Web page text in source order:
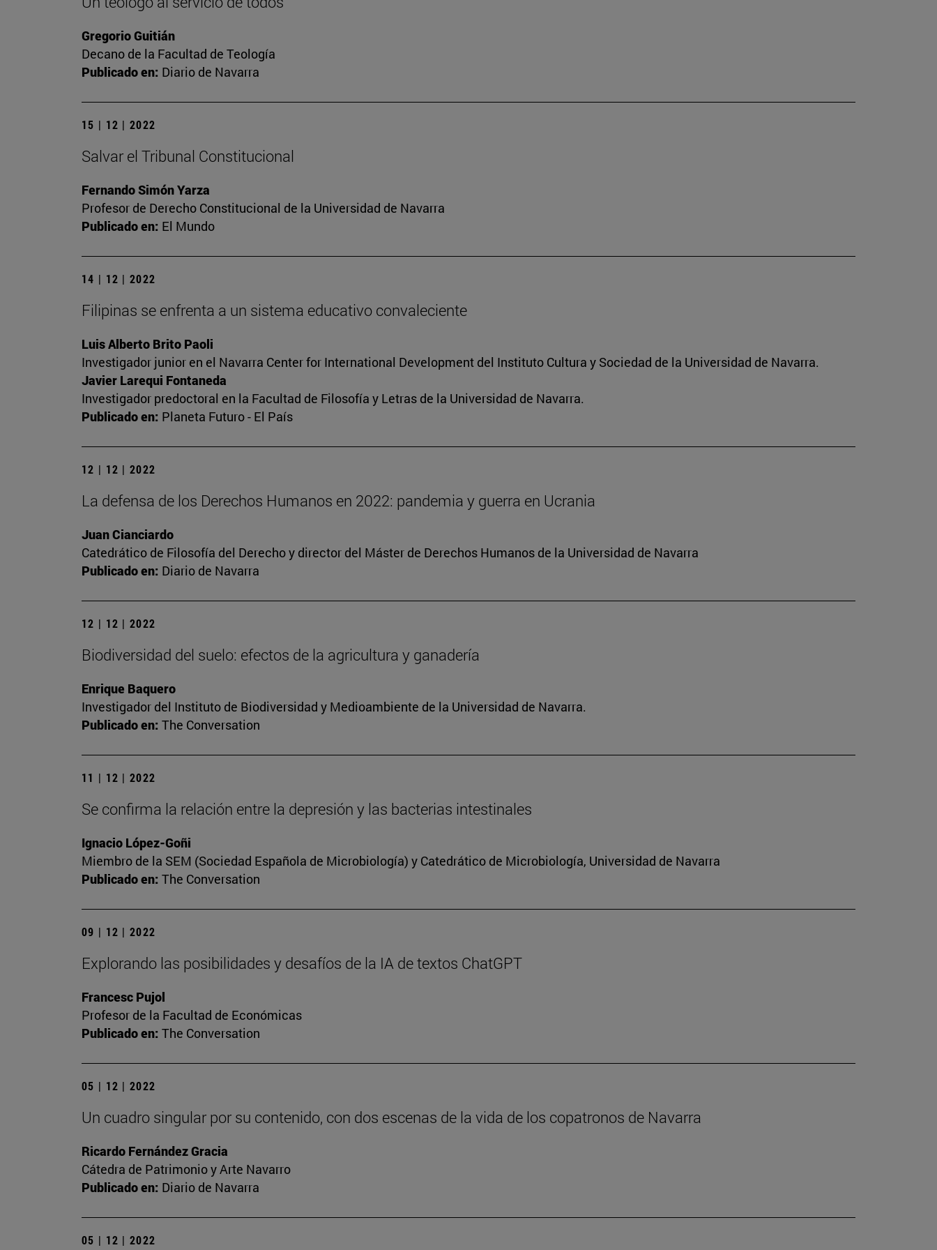
Gregorio Guitián
Decano de la Facultad de Teología
Publicado en: Diario de Navarra
15 | 12 | 2022
Salvar el Tribunal Constitucional
Fernando Simón Yarza
Profesor de Derecho Constitucional de la Universidad de Navarra
Publicado en: El Mundo
14 | 12 | 2022
Filipinas se enfrenta a un sistema educativo convaleciente
Luis Alberto Brito Paoli
Investigador junior en el Navarra Center for International Development del Instituto Cultura y Sociedad de la Universidad de Navarra.
Javier Larequi Fontaneda
Investigador predoctoral en la Facultad de Filosofía y Letras de la Universidad de Navarra.
Publicado en: Planeta Futuro - El País
12 | 12 | 2022
La defensa de los Derechos Humanos en 2022: pandemia y guerra en Ucrania
Juan Cianciardo
Catedrático de Filosofía del Derecho y director del Máster de Derechos Humanos de la Universidad de Navarra
Publicado en: Diario de Navarra
12 | 12 | 2022
Biodiversidad del suelo: efectos de la agricultura y ganadería
Enrique Baquero
Investigador del Instituto de Biodiversidad y Medioambiente de la Universidad de Navarra.
Publicado en: The Conversation
11 | 12 | 2022
Se confirma la relación entre la depresión y las bacterias intestinales
Ignacio López-Goñi
Miembro de la SEM (Sociedad Española de Microbiología) y Catedrático de Microbiología, Universidad de Navarra
Publicado en: The Conversation
09 | 12 | 2022
Explorando las posibilidades y desafíos de la IA de textos ChatGPT
Francesc Pujol
Profesor de la Facultad de Económicas
Publicado en: The Conversation
05 | 12 | 2022
Un cuadro singular por su contenido, con dos escenas de la vida de los copatronos de Navarra
Ricardo Fernández Gracia
Cátedra de Patrimonio y Arte Navarro
Publicado en: Diario de Navarra
05 | 12 | 2022